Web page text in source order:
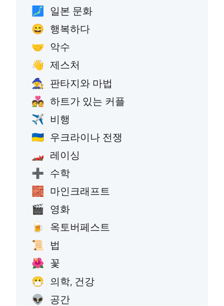
🗾 일본 문화
😄 행복하다
🤝 악수
👋 제스처
🧙 판타지와 마법
💑 하트가 있는 커플
✈️ 비행
🇺🇦 우크라이나 전쟁
🏎️ 레이싱
➕ 수학
🧱 마인크래프트
🎬 영화
🍺 옥토버페스트
📜 법
🌺 꽃
😷 의학, 건강
👽 공간